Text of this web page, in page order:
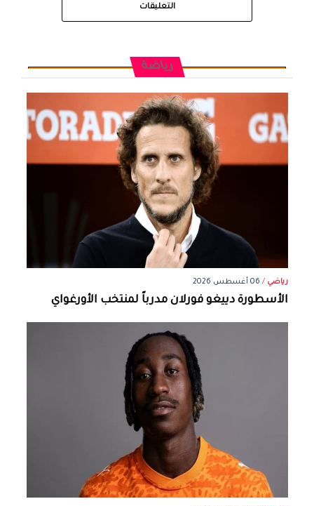
التعليقات
رياضة
رياضي / 06 أغسطس 2026
الأسطورة دييغو فورلان مدرباً لمنتخب الأورغواي